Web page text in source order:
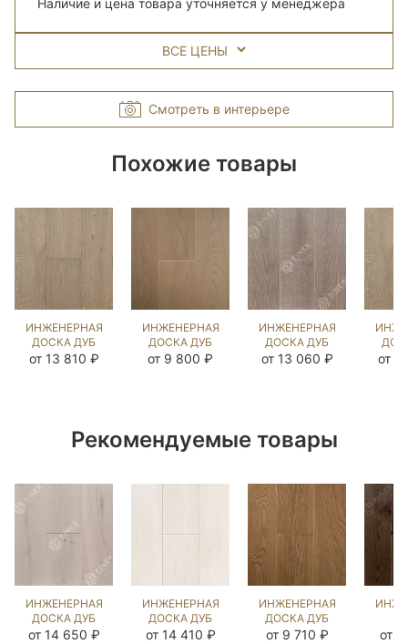
ВСЕ ЦЕНЫ
Смотреть в интерьере
Похожие товары
ИНЖЕНЕРНАЯ
ДОСКА ДУБ
ЧЕСТ
от 13 810 ₽
ИНЖЕНЕРНАЯ
ДОСКА ДУБ
РАТЛИН
от 9 800 ₽
ИНЖЕНЕРНАЯ
ДОСКА ДУБ
ВИКСБУРГ
от 13 060 ₽ от
Рекомендуемые товары
ИНЖЕНЕРНАЯ
ДОСКА ДУБ
ДАВ ГРЕЙ
от 14 650 ₽
ИНЖЕНЕРНАЯ
ДОСКА ДУБ
ИРБИС
от 14 410 ₽
ИНЖЕНЕРНАЯ
ДОСКА ДУБ
БЕРТ
от 9 710 ₽ от